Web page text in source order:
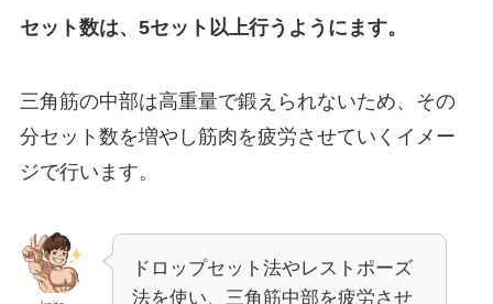
セット数は、5セット以上行うようにます。
三角筋の中部は高重量で鍛えられないため、その
分セット数を増やし筋肉を疲労させていくイメー
ジで行います。
ドロップセット法やレストポーズ
法を使い、三角筋中部を疲労させ